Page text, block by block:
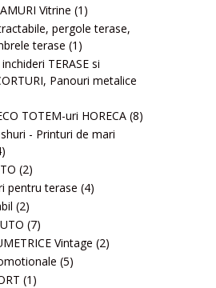
Vitrine (1)
pergole terase,
terase (1)
TERASE si
Panouri metalice
TOTEM-uri HORECA (8)
- Printuri de mari
(2)
pentru terase (4)
(2)
(7)
Vintage (2)
(5)
(1)